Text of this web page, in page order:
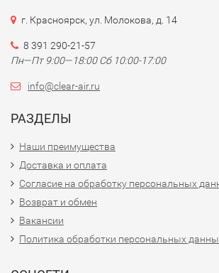
г. Красноярск, ул. Молокова, д. 14
8 391 290-21-57
Пн—Пт 9:00—18:00 Сб 10:00-17:00
info@clear-air.ru
РАЗДЕЛЫ
Наши преимущества
Доставка и оплата
Согласие на обработку персональных
Возврат и обмен
Вакансии
Политика обработки персональных